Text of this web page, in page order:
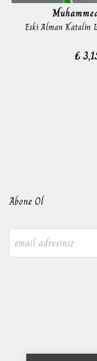
Eski Alman Katalin
₺
Abone Ol